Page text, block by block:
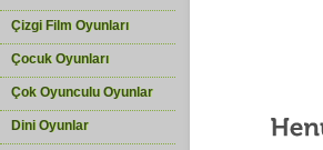
Çizgi Film Oyunları
Çocuk Oyunları
Çok Oyunculu Oyunlar
Dini Oyunlar